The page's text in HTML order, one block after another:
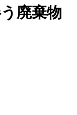
廃棄物